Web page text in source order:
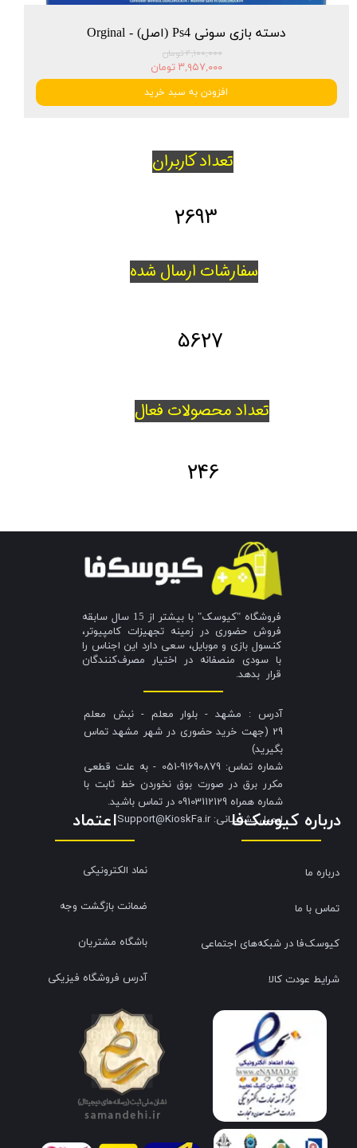
دسته بازی سونی Ps4 (اصل) - Orginal
۴,۱۰۰,۰۰۰ تومان
۳,۹۵۷,۰۰۰ تومان
افزودن به سبد خرید
تعداد کاربران
سفارشات ارسال شده
5627
تعداد محصولات فعال
2693
246
فروشگاه "کیوسک" با بیشتر از 15 سال سابقه
فروش حضوری در زمینه تجهیزات کامپیوتر،
کنسول بازی و موبایل، سعی دارد این اجناس را
با سودی منصفانه در اختیار مصرف‌کنندگان
قرار بدهد.
آدرس : مشهد - بلوار معلم - نبش معلم
29 (جهت خرید حضوری در شهر مشهد تماس
بگیرید)
شماره تماس: 91690879-051 - به علت قطعی
مکرر برق در صورت بوق نخوردن خط ثابت با
شماره همراه 09103112129 در تماس باشید.
​​​​​​​ایمیل پشتیبانی: Support@KioskFa.ir
اعتماد
نماد الکترونیکی
ضمانت بازگشت وجه
باشگاه مشتریان
آدرس فروشگاه فیزیکی
درباره کیوسک‌فا
درباره ما
تماس با ما
کیوسک‌فا در شبکه‌های اجتماعی
شرایط عودت کالا